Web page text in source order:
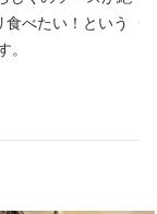
べたい！という